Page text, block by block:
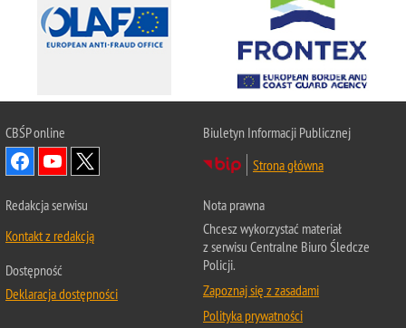
CBŚPonline
Biuletyn Informacji Publicznej
Strona główna
Redakcja serwisu
Kontakt z redakcją
Dostępność
Deklaracja dostępności
Nota prawna
Chcesz wykorzystać materiał
z serwisu Centralne Biuro Śledcze
Policji.
Zapoznaj się z zasadami
Polityka prywatności